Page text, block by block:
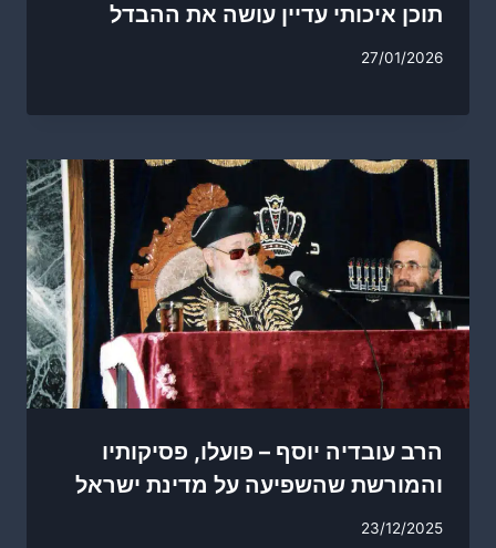
תוכן איכותי עדיין עושה את ההבדל
27/01/2026
הרב עובדיה יוסף – פועלו, פסיקותיו
והמורשת שהשפיעה על מדינת ישראל
23/12/2025